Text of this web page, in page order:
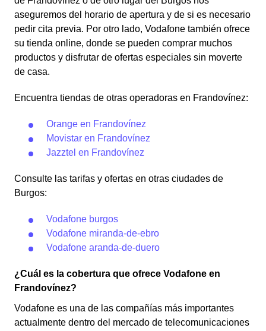
aseguremos del horario de apertura y de si es necesario
pedir cita previa. Por otro lado, Vodafone también ofrece
su tienda online, donde se pueden comprar muchos
productos y disfrutar de ofertas especiales sin moverte
de casa.
Encuentra tiendas de otras operadoras en Frandovínez:
Orange en Frandovínez
Movistar en Frandovínez
Jazztel en Frandovínez
Consulte las tarifas y ofertas en otras ciudades de
Burgos:
Vodafone burgos
Vodafone miranda-de-ebro
Vodafone aranda-de-duero
¿Cuál es la cobertura que ofrece Vodafone en
Frandovínez?
Vodafone es una de las compañías más importantes
actualmente dentro del mercado de telecomunicaciones